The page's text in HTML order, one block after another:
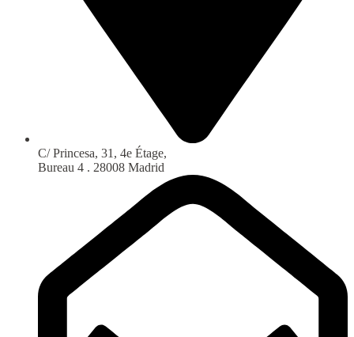
C/ Princesa, 31, 4e Étage,
Bureau 4 . 28008 Madrid